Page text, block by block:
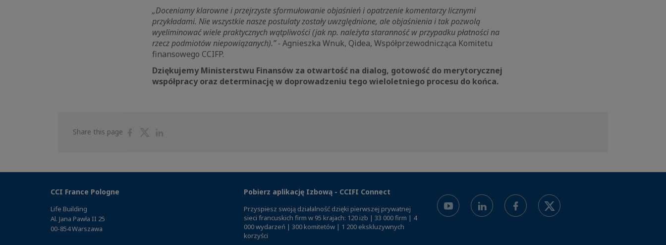
„Doceniamy klarowne i przejrzyste sformułowanie objaśnień i opatrzenie komentarzy licznymi
przykładami. Nie wszystkie nasze postulaty zostały uwzględnione, ale objaśnienia i tak pozwolą
wyeliminować wiele praktycznych wątpliwości (jak np. należyta staranność w przypadku płatności na
rzecz podmiotów niepowiązanych).” -Agnieszka Wnuk, Qidea, Współprzewodnicząca Komitetu
finansowego CCIFP.
Dziękujemy Ministerstwu Finansów za otwartość na dialog, gotowość do merytorycznej
współpracy oraz determinację w doprowadzeniu tego wieloletniego procesu do końca.
Share this page
ShareShare
CCI France Pologne
Life Building
Al. Jana Pawła II 25
00-854 Warszawa
Pobierz aplikację Izbową - CCIFI Connect
Przyspiesz swoją działalność dzięki pierwszej prywatnej
sieci francuskich firm w 95 krajach: 120 izb | 33 000 firm | 4
000 wydarzeń | 300 komitetów | 1 200 ekskluzywnych
korzyści